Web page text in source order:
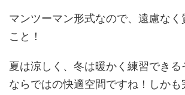
マンツーマン形式なので、遠慮な
こと！
夏は涼しく、冬は暖かく練習できる
ならではの快適空間ですね！しか